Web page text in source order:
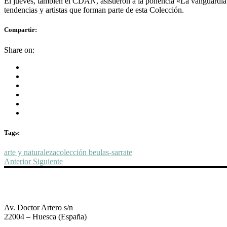
tendencias y artistas que forman parte de esta Colección.
Compartir:
Share on:
Tags:
arte y naturalezacolección beulas-sarrate
Anterior Siguiente
Av. Doctor Artero s/n
22004 – Huesca (España)